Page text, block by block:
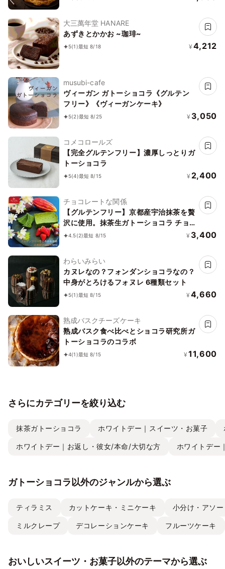
大三萬年堂 HANARE
あずきとかかお ~珈琲~
5(1)最短 8/18 ¥ 4,212
musubi-cafe
ヴィーガン ガトーショコラ《グルテン
フリー》《ヴィーガンケーキ》
5(2)最短 8/25 ¥ 3,050
コメコロールズ
【完全グルテンフリー】濃厚しっとりガ
トーショコラ
5(4)最短 8/15 ¥ 2,400
チョコレートな関係
【グルテンフリー】京都産宇治抹茶を贅
沢に使用。抹茶生ガトーショコラ チョ
コレートな関係
4.5(2)最短 8/15 ¥ 3,400
わらいみらい
カヌレなの？フォンダンショコラなの？
中身がとろけるフォヌレ 6種類セット
5(1)最短 8/15 ¥ 4,660
熟成バスクチーズケーキ
熟成バスク食べ比べとショコラ研究所ガ
トーショコラのコラボ
4(1)最短 8/15 ¥ 11,600
さらにカテゴリーを絞り込む
抹茶ガトーショコラ ホワイトデー｜スイーツ・お菓子
ホワイトデー｜お返し・彼女/本命/大切な方 ホワイトデー
ガトーショコラ以外のジャンルから選ぶ
ティラミス カットケーキ・ミニケーキ 小分け・アソ
ミルクレープ デコレーションケーキ フルーツケーキ
おいしいスイーツ・お菓子以外のテーマから選ぶ